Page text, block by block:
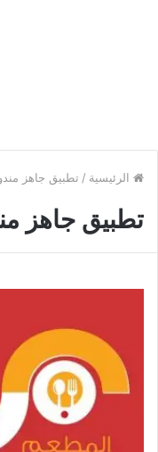
الرئيسية / تطبيق جاهز
تطبيق جاهز